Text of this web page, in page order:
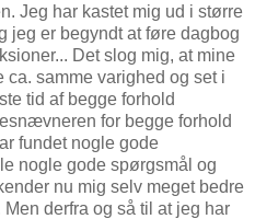
Jeg har kastet mig ud i større
jeg er begyndt at føre dagbog
Det slog mig, at mine
samme varighed og set i
tid af begge forhold
for begge forhold
fundet nogle gode
nogle gode spørgsmål og
nu mig selv meget bedre
derfra og så til at jeg har